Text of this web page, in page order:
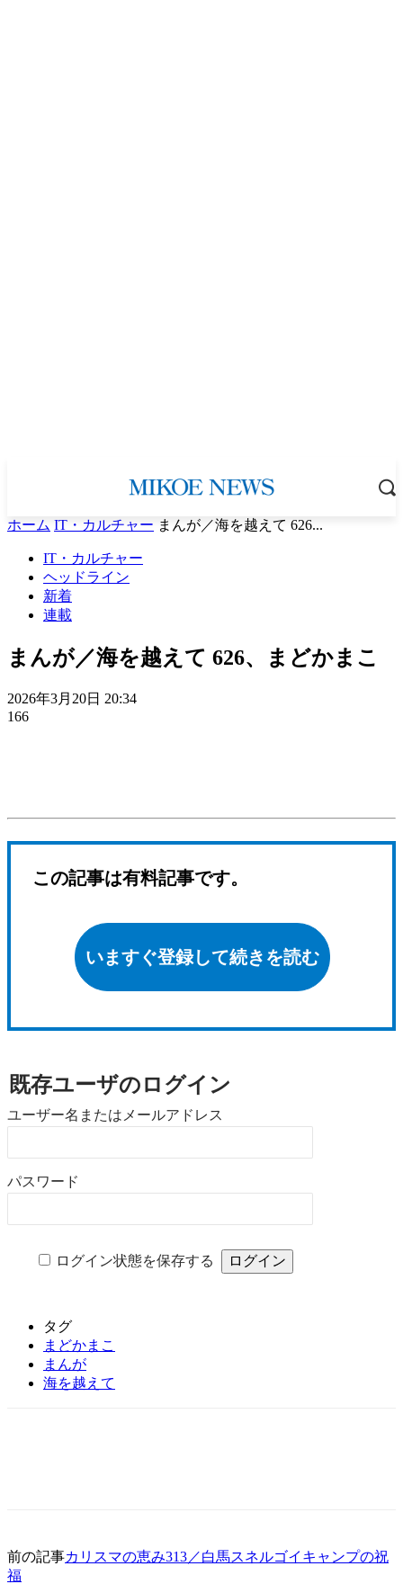
ホーム IT・カルチャー まんが／海を越えて 626...
IT・カルチャー
ヘッドライン
新着
連載
まんが／海を越えて 626、まどかまこ
2026年3月20日 20:34
166
この記事は有料記事です。
いますぐ登録して続きを読む
既存ユーザのログイン
ユーザー名またはメールアドレス
パスワード
ログイン状態を保存する
タグ
まどかまこ
まんが
海を越えて
前の記事カリスマの恵み313／白馬スネルゴイキャンプの祝
福